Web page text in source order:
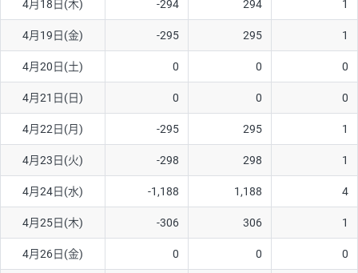
ソ/円は10万通貨単位。
4月18日(木) -294 294 1
4月19日(金) -295 295 1
4月20日(土) 0 0 0
4月21日(日) 0 0 0
4月22日(月) -295 295 1
4月23日(火) -298 298 1
4月24日(水) -1,188 1,188 4
4月25日(木) -306 306 1
4月26日(金) 0 0 0